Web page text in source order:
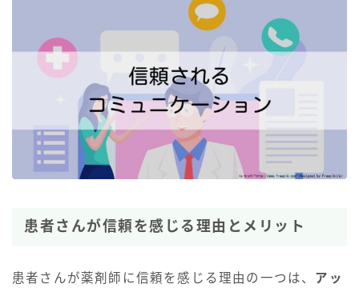
患者さんが信頼を感じる理由とメリット
患者さんが薬剤師に信頼を感じる理由の一つは、 アッ